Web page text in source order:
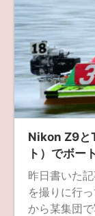
Nikon Z9と
ト）でボー
昨日書いた
を撮りに行
から某集団